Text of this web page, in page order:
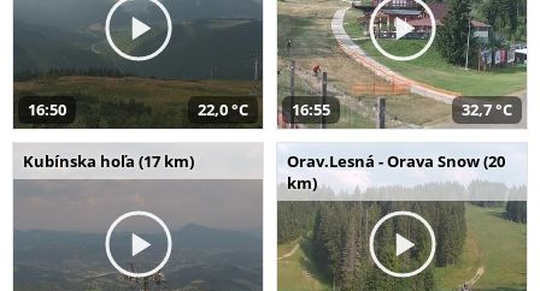
16:50 22,0 °C 16:55 32,7 °C
Kubínska hoľa (17 km)
Orav.Lesná - Orava Snow (20
km)